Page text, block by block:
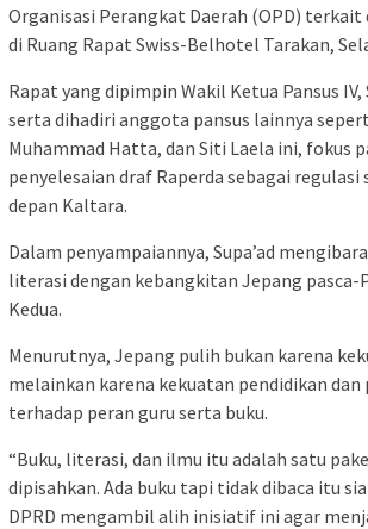
Organisasi Perangkat Daerah (OPD) terkait
di Ruang Rapat Swiss-Belhotel Tarakan,
Rapat yang dipimpin Wakil Ketua Pansus IV,
serta dihadiri anggota pansus lainnya
Muhammad Hatta, dan Siti Laela ini, fokus
penyelesaian draf Raperda sebagai
depan Kaltara.
Dalam penyampaiannya, Supa’ad
literasi dengan kebangkitan Jepang pasca-
Kedua.
Menurutnya, Jepang pulih bukan karena
melainkan karena kekuatan pendidikan dan
terhadap peran guru serta buku.
“Buku, literasi, dan ilmu itu adalah satu
dipisahkan. Ada buku tapi tidak dibaca itu
DPRD mengambil alih inisiatif ini agar